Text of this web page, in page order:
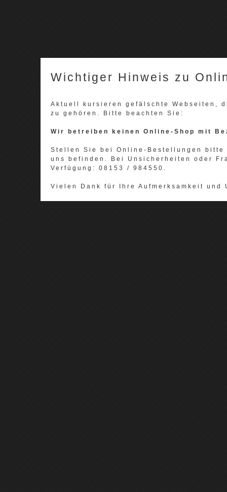
Wichtiger Hinweis zu
Aktuell kursieren gefälschte Webseiten,
zu gehören. Bitte beachten Sie:
Wir betreiben keinen Online-Shop mit
Stellen Sie bei Online-Bestellungen
uns befinden. Bei Unsicherheiten oder
Verfügung: 08153 / 984550.
Vielen Dank für Ihre Aufmerksamkeit und